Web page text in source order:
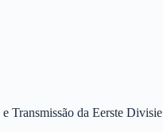
Transmissão da Eerste Divisie